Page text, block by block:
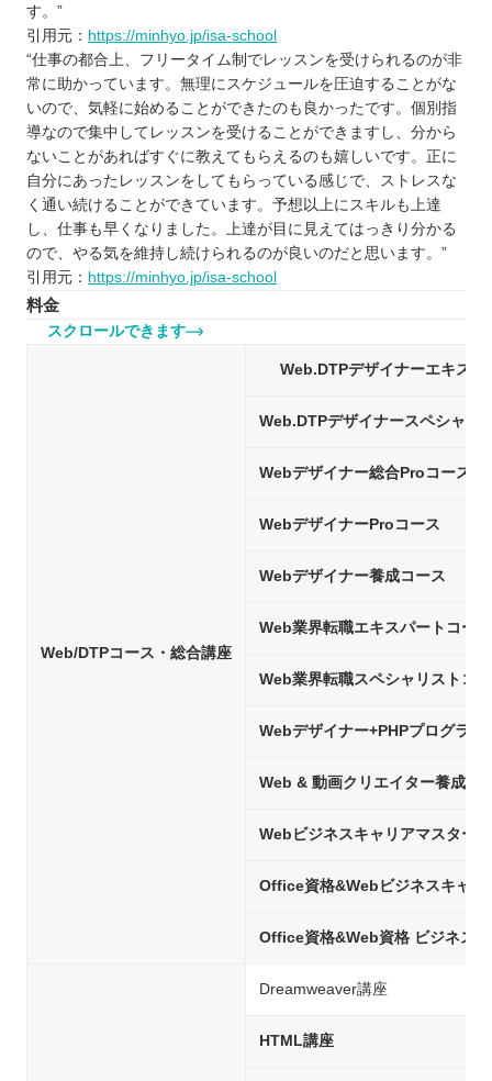
す。”
引用元： https://minhyo.jp/isa-school
“仕事の都合上、フリータイム制でレッスンを受けられるのが非
常に助かっています。無理にスケジュールを圧迫することがな
いので、気軽に始めることができたのも良かったです。個別指
導なので集中してレッスンを受けることができますし、分から
ないことがあればすぐに教えてもらえるのも嬉しいです。正に
自分にあったレッスンをしてもらっている感じで、ストレスな
く通い続けることができています。予想以上にスキルも上達
し、仕事も早くなりました。上達が目に見えてはっきり分かる
ので、やる気を維持し続けられるのが良いのだと思います。”
引用元： https://minhyo.jp/isa-school
料金
スクロールできます
Web/DTPコース・総合講座
Web.DTPデザイナーエキスパ
Web.DTPデザイナースペシャリ
Webデザイナー総合Proコース
WebデザイナーProコース
Webデザイナー養成コース
Web業界転職エキスパートコース
Web業界転職スペシャリストコ
Webデザイナー+PHPプログラマ
Web & 動画クリエイター養成コ
Webビジネスキャリアマスター
Office資格&Webビジネスキャリ
Office資格&Web資格 ビジネス
Dreamweaver講座
HTML講座